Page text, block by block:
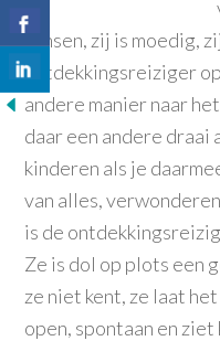
kansen, zij is moedig,
ontdekkingsreiziger
andere manier naar
daar een andere draai
kinderen als je
van alles,
is de
Ze is dol op plots een
ze niet kent, ze laat
open, spontaan en ziet